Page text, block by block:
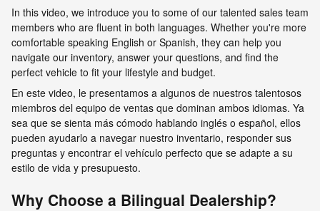
In this video, we introduce you to some of our talented sales team
members who are fluent in both languages. Whether you're more
comfortable speaking English or Spanish, they can help you
navigate our inventory, answer your questions, and find the
perfect vehicle to fit your lifestyle and budget.
En este video, le presentamos a algunos de nuestros talentosos
miembros del equipo de ventas que dominan ambos idiomas. Ya
sea que se sienta más cómodo hablando inglés o español, ellos
pueden ayudarlo a navegar nuestro inventario, responder sus
preguntas y encontrar el vehículo perfecto que se adapte a su
estilo de vida y presupuesto.
Why Choose a Bilingual Dealership?